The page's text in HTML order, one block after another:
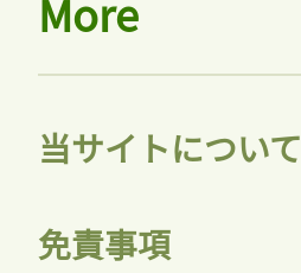
More
当サイトについて
免責事項